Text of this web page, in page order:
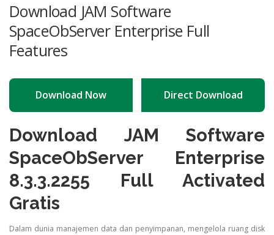
OTHER PAGES
Download JAM Software
SpaceObServer Enterprise Full
Features
Download Now Direct Download
Download JAM Software
SpaceObServer Enterprise
8.3.3.2255 Full Activated
Gratis
Dalam dunia manajemen data dan penyimpanan, mengelola ruang disk